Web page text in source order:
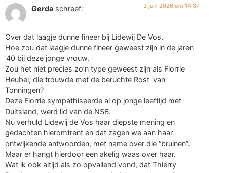
Gerda schreef: 3 juni 2026 om 14:37
Over dat laagje dunne fineer bij Lidewij De Vos.
Hoe zou dat laagje dunne fineer geweest zijn in de jaren
’40 bij deze jonge vrouw.
Zou het niet precies zo’n type geweest zijn als Florrie
Heubel, die trouwde met de beruchte Rost-van
Tonningen?
Deze Florrie sympathiseerde al op jonge leeftijd met
Duitsland, werd lid van de NSB.
Nu verhuld Lidewij de Vos haar diepste mening en
gedachten hieromtrent en dat zagen we aan haar
ontwijkende antwoorden, met name over die “bruinen”.
Maar er hangt hierdoor een akelig waas over haar.
Wat ik ook altijd als zo opvallend vond, dat Thierry